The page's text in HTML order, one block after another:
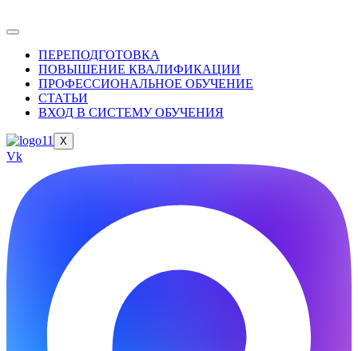
ПЕРЕПОДГОТОВКА
ПОВЫШЕНИЕ КВАЛИФИКАЦИИ
ПРОФЕССИОНАЛЬНОЕ ОБУЧЕНИЕ
СТАТЬИ
ВХОД В СИСТЕМУ ОБУЧЕНИЯ
X
Vk